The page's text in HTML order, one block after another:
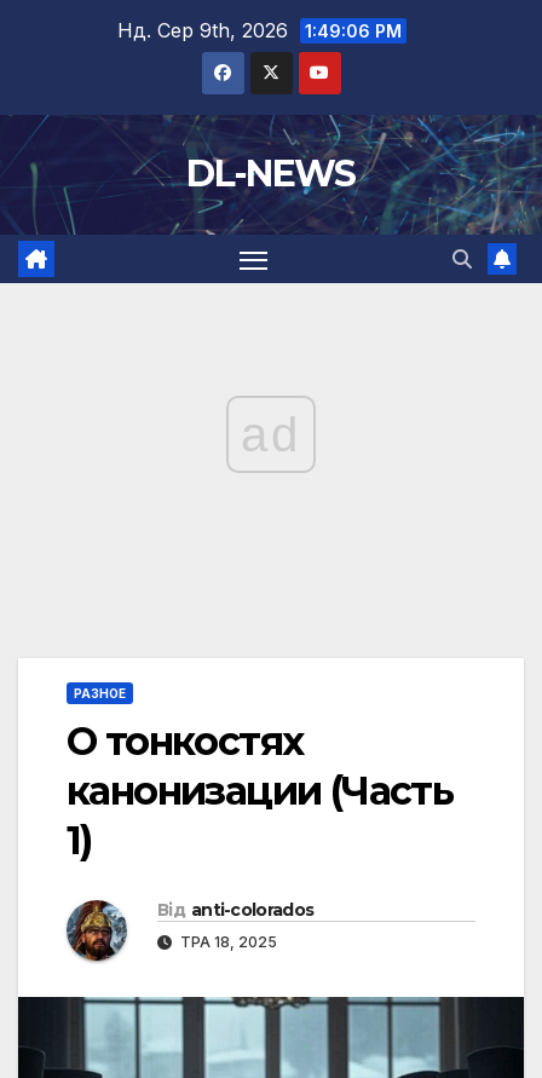
Нд. Сер 9th, 2026 1:49:08 PM
DL-NEWS
ad
РАЗНОЕ
О тонкостях
канонизации (Часть
1)
Від anti-colorados
ТРА 18, 2025